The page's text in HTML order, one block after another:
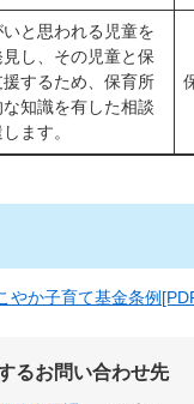
と思われる児童を
し、その児童と保
するため、保育所
知識を有した相談
ます。
やか子育て基金条例
るお問い合わせ先